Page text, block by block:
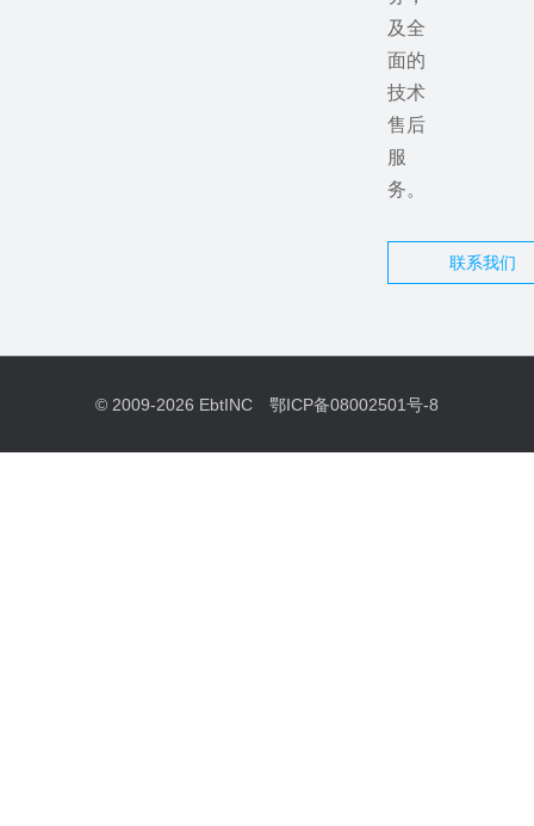
及全
面的
技术
售后
服
务。
联系我们
© 2009-2026 EbtINC 鄂ICP备08002501号-8